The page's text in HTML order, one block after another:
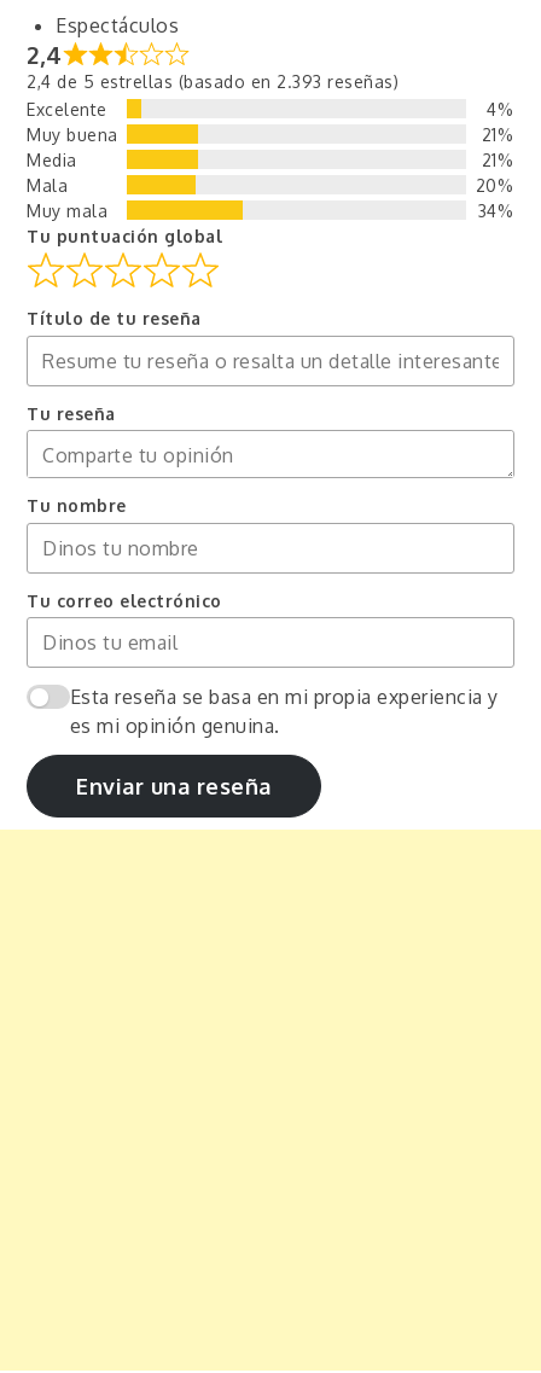
Espectáculos
2,4
2,4 de 5 estrellas (basado en 2.393 reseñas)
Excelente
4%
Muy buena
21%
Media
21%
Mala
20%
Muy mala
34%
Tu puntuación global
Título de tu reseña
Tu reseña
Tu nombre
Tu correo electrónico
Esta reseña se basa en mi propia experiencia y
es mi opinión genuina.
Enviar una reseña